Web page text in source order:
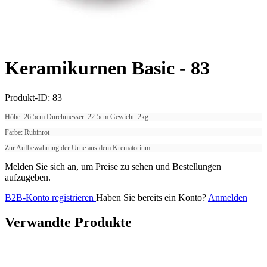
Keramikurnen Basic - 83
Produkt-ID: 83
Höhe: 26.5cm Durchmesser: 22.5cm Gewicht: 2kg
Farbe: Rubinrot
Zur Aufbewahrung der Urne aus dem Krematorium
Melden Sie sich an, um Preise zu sehen und Bestellungen
aufzugeben.
B2B-Konto registrieren Haben Sie bereits ein Konto? Anmelden
Verwandte Produkte